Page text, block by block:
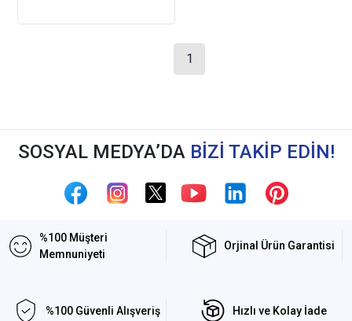
1
SOSYAL MEDYA’DA BİZİ TAKİP EDİN!
%100 Müşteri
Memnuniyeti
Orjinal Ürün Garantisi
%100 Güvenli Alışveriş Hızlı ve Kolay İade